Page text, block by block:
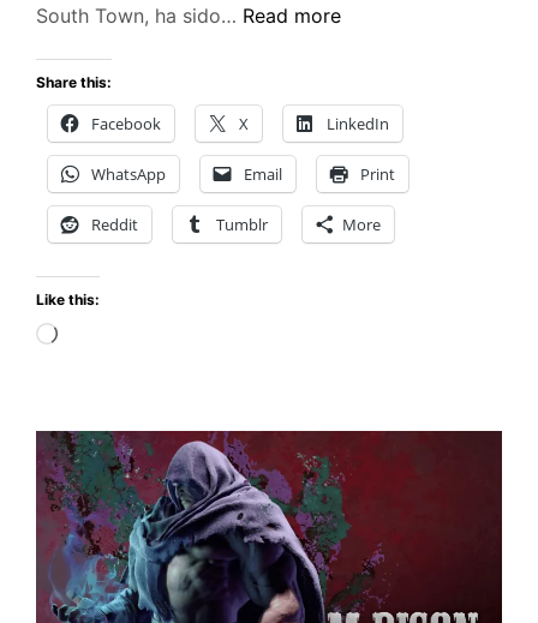
South Town, ha sido… Kevin
une
a
FATAL
FURY:
CITY
OF
Read more
Share this:
Facebook X LinkedIn
WhatsApp Email Print
Reddit Tumblr More
Like this:
Loading…